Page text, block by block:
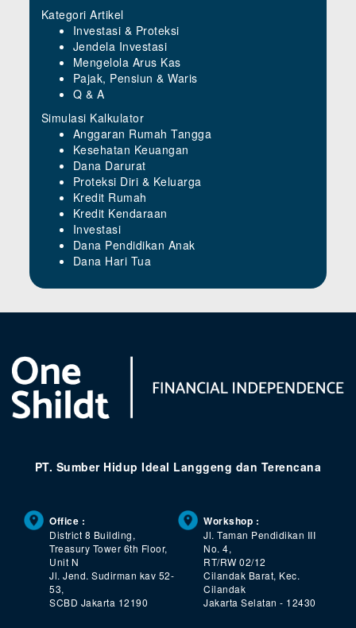
Kategori Artikel
Investasi & Proteksi
Jendela Investasi
Mengelola Arus Kas
Pajak, Pensiun & Waris
Q & A
Simulasi Kalkulator
Anggaran Rumah Tangga
Kesehatan Keuangan
Dana Darurat
Proteksi Diri & Keluarga
Kredit Rumah
Kredit Kendaraan
Investasi
Dana Pendidikan Anak
Dana Hari Tua
PT. Sumber Hidup Ideal Langgeng dan Terencana
Office :
District 8 Building,
Treasury Tower 6th Floor,
Unit N
Jl. Jend. Sudirman kav 52-
53,
SCBD Jakarta 12190
Workshop :
Jl. Taman Pendidikan III
No. 4,
RT/RW 02/12
Cilandak Barat, Kec.
Cilandak
Jakarta Selatan - 12430